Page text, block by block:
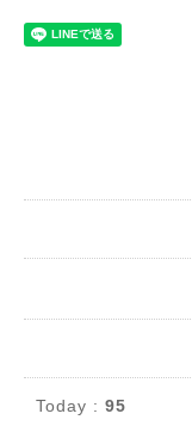
Today : 95